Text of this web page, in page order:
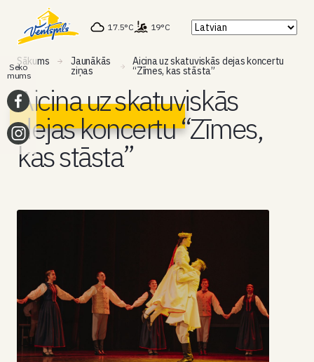
17.5°C 19°C
Sākums Jaunākās
ziņas
Aicina uz skatuviskās dejas koncertu
“Zīmes, kas stāsta”
Aicina uz skatuviskās
dejas koncertu “Zīmes,
kas stāsta”
Seko
mums